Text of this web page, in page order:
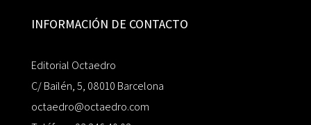
INFORMACIÓN DE CONTACTO
Editorial Octaedro
C/ Bailén, 5, 08010 Barcelona
octaedro@octaedro.com